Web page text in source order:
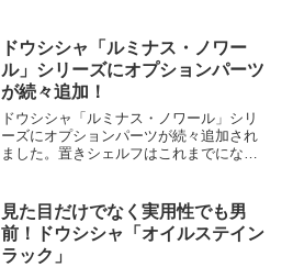
に収納可能。天板にノートパソコンを置
けば、楽に操作できます。
ドウシシャ「ルミナス・ノワー
ル」シリーズにオプションパーツ
が続々追加！
ドウシシャ「ルミナス・ノワール」シリ
ーズにオプションパーツが続々追加され
ました。置きシェルフはこれまでにない
インテリア性を兼ね備えたパーツ。ほ
か、スライドバスケット、ソリッドシェ
ルフ、ウッドシェルフも素敵です。
見た目だけでなく実用性でも男
前！ドウシシャ「オイルステイン
ラック」